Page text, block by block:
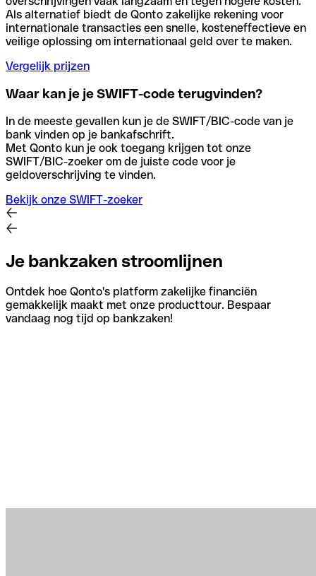
Als alternatief biedt de Qonto zakelijke rekening voor
internationale transacties een snelle, kosteneffectieve en
veilige oplossing om internationaal geld over te maken.
Vergelijk prijzen
Waar kan je je SWIFT-code terugvinden?
In de meeste gevallen kun je de SWIFT/BIC-code van je
bank vinden op je bankafschrift.
Met Qonto kun je ook toegang krijgen tot onze
SWIFT/BIC-zoeker om de juiste code voor je
geldoverschrijving te vinden.
Bekijk onze SWIFT-zoeker
Je bankzaken stroomlijnen
Ontdek hoe Qonto's platform zakelijke financiën
gemakkelijk maakt met onze producttour. Bespaar
vandaag nog tijd op bankzaken!